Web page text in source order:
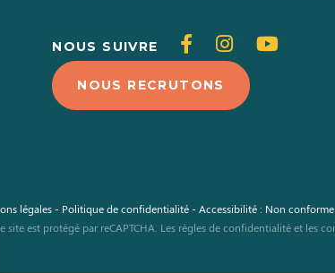
NOUS SUIVRE
Suivez-
nous
sur
Suivez-
nous
sur
Suivez-
NOUS RECRUTONS
légales- Politique de confidentialité- Accessibilité : Non conforme
site est protégé par reCAPTCHA. Les règles de confidentialitéet les